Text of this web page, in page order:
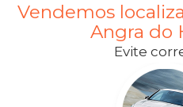
Vendemos
Angra do
Evite